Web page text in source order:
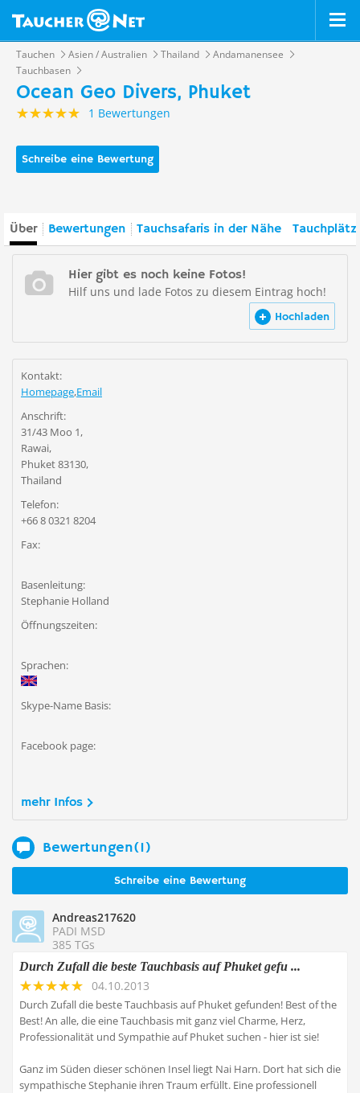
Tauchen Asien / Australien Thailand
Andamanensee
Tauchbasen
Ocean Geo Divers, Phuket
1 Bewertungen
Schreibe eine Bewertung
Über Bewertungen Tauchsafaris in der Nähe
Hier gibt es noch keine Fotos!
Hilf uns und lade Fotos zu diesem Eintrag hoch!
Hochladen
Kontakt:
Homepage,Email
Anschrift:
31/43 Moo 1,
Rawai,
Phuket 83130,
Thailand
Telefon:
+66 8 0321 8204
Fax:
Basenleitung:
Stephanie Holland
Öffnungszeiten:
Sprachen:
Skype-Name Basis:
Facebook page:
mehr Infos
Bewertungen(1)
Schreibe eine Bewertung
Andreas217620
PADI MSD
385 TGs
Durch Zufall die beste Tauchbasis auf Phuket gefu ...
04.10.2013
Durch Zufall die beste Tauchbasis auf Phuket gefunden! Best of the
Best! An alle, die eine Tauchbasis mit ganz viel Charme, Herz,
Professionalität und Sympathie auf Phuket suchen - hier ist sie!
Ganz im Süden dieser schönen Insel liegt Nai Harn. Dort hat sich die
sympathische Stephanie ihren Traum erfüllt. Eine professionell